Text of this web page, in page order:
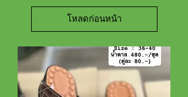
โหลดก่อนหน้า